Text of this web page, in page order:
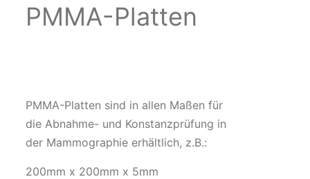
PMMA-Platten
PMMA-Platten sind in allen Maßen für
die Abnahme- und Konstanzprüfung in
der Mammographie erhältlich, z.B.:
200mm x 200mm x 5mm